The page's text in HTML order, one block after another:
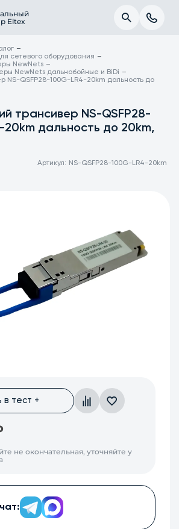
Eltex
сетевого оборудования
NewNets
NewNets дальнобойные и BiDi
NS-QSFP28-100G-LR4-20km дальность до
трансивер NS-QSFP28-
20km дальность до 20km,
Артикул: NS-QSFP28-100G-LR4-20km
в тест +
не окончательная, уточняйте у